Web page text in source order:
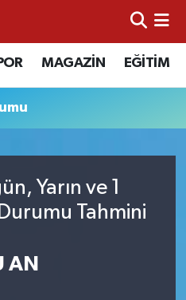
MAGAZİN EĞİTİM
Yarın ve 1
Tahmini
AN
Haritası
ve Fikstür